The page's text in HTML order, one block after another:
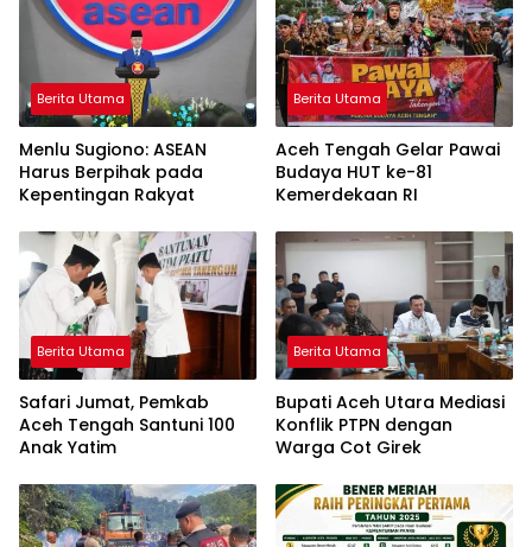
Berita Utama
Menlu Sugiono: ASEAN
Harus Berpihak pada
Kepentingan Rakyat
Berita Utama
Aceh Tengah Gelar Pawai
Budaya HUT ke-81
Kemerdekaan RI
Berita Utama
Safari Jumat, Pemkab
Aceh Tengah Santuni 100
Anak Yatim
Berita Utama
Bupati Aceh Utara Mediasi
Konflik PTPN dengan
Warga Cot Girek